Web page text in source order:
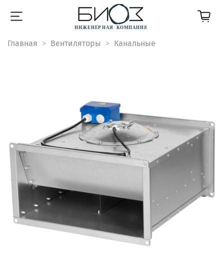
Главная Вентиляторы Канальные